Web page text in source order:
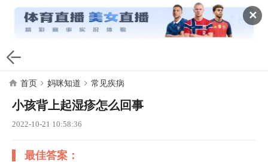
✕
首页 妈咪知道 常见疾病
小孩背上起湿疹怎么回事
2022-10-21 10:58:36
最佳答案：